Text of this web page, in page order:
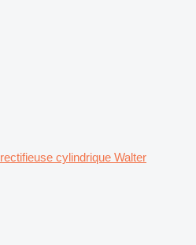
rectifieuse cylindrique Walter